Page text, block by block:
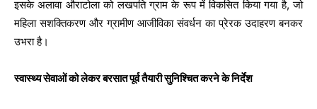
इसके अलावा औराटोला को लखपति ग्राम के रूप में विकसित किया गया है, जो
महिला सशक्तिकरण और ग्रामीण आजीविका संवर्धन का प्रेरक उदाहरण बनकर
उभरा है।
स्वास्थ्य सेवाओं को लेकर बरसात पूर्व तैयारी सुनिश्चित करने के निर्देश